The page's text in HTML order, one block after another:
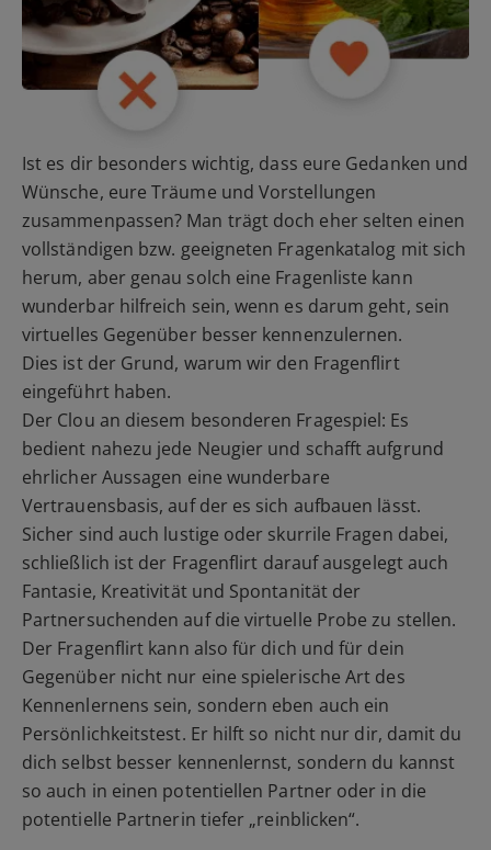
Ist es dir besonders wichtig, dass eure Gedanken und
Wünsche, eure Träume und Vorstellungen
zusammenpassen? Man trägt doch eher selten einen
vollständigen bzw. geeigneten Fragenkatalog mit sich
herum, aber genau solch eine Fragenliste kann
wunderbar hilfreich sein, wenn es darum geht, sein
virtuelles Gegenüber besser kennenzulernen.
Dies ist der Grund, warum wir den Fragenflirt
eingeführt haben.
Der Clou an diesem besonderen Fragespiel: Es
bedient nahezu jede Neugier und schafft aufgrund
ehrlicher Aussagen eine wunderbare
Vertrauensbasis, auf der es sich aufbauen lässt.
Sicher sind auch lustige oder skurrile Fragen dabei,
schließlich ist der Fragenflirt darauf ausgelegt auch
Fantasie, Kreativität und Spontanität der
Partnersuchenden auf die virtuelle Probe zu stellen.
Der Fragenflirt kann also für dich und für dein
Gegenüber nicht nur eine spielerische Art des
Kennenlernens sein, sondern eben auch ein
Persönlichkeitstest. Er hilft so nicht nur dir, damit du
dich selbst besser kennenlernst, sondern du kannst
so auch in einen potentiellen Partner oder in die
potentielle Partnerin tiefer „reinblicken“.